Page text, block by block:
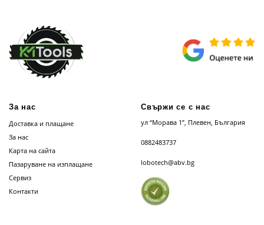
За нас
Доставка и плащане
За нас
Карта на сайта
Пазаруване на изплащане
Сервиз
Контакти
Свържи се с нас
ул “Морава 1”, Плевен, България
0882483737
lobotech@abv.bg